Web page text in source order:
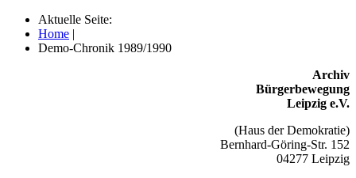
Aktuelle Seite:
Home |
Demo-Chronik 1989/1990
Archiv
Bürgerbewegung
Leipzig e.V.
(Haus der Demokratie)
Bernhard-Göring-Str. 152
04277 Leipzig